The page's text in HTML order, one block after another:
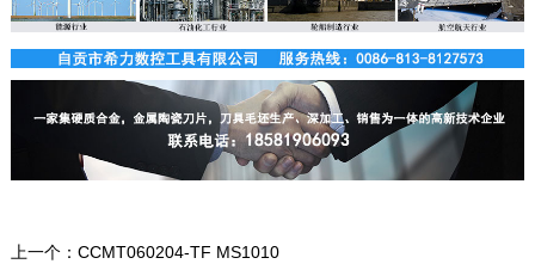
上一个： CCMT060204-TF MS1010